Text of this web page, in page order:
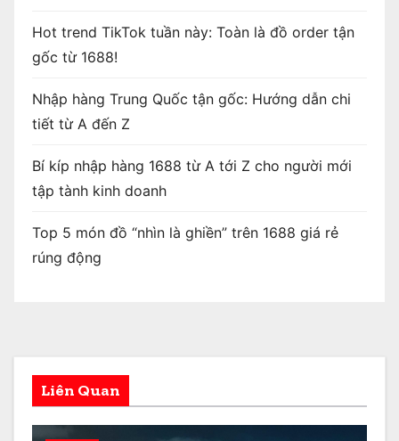
Hot trend TikTok tuần này: Toàn là đồ order tận
gốc từ 1688!
Nhập hàng Trung Quốc tận gốc: Hướng dẫn chi
tiết từ A đến Z
Bí kíp nhập hàng 1688 từ A tới Z cho người mới
tập tành kinh doanh
Top 5 món đồ “nhìn là ghiền” trên 1688 giá rẻ
rúng động
Liên Quan